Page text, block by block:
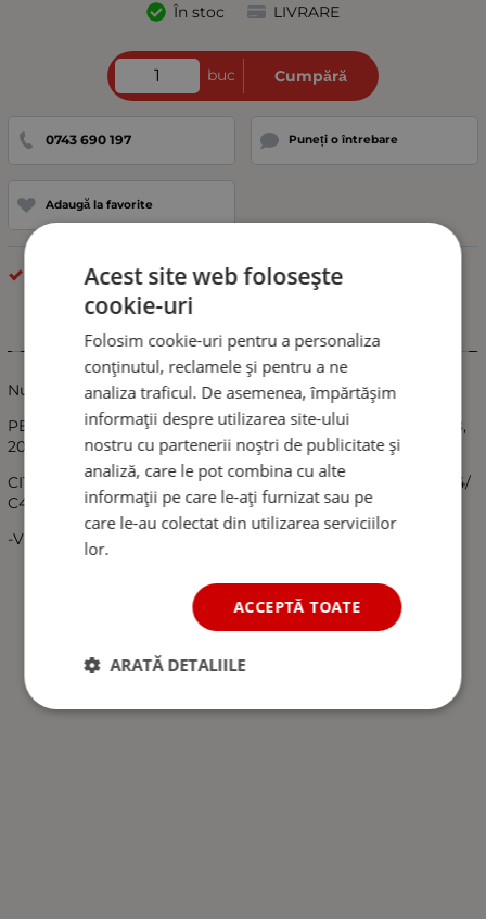
În stoc LIVRARE
buc Cumpără
0743 690 197 Puneți o întrebare
Adaugă la favorite
Nuca Schimbator
Informații
Nuca schimbator viteze compatibil:
PEUGEOT : 106, 206, 306, 406, 107, 207, 307, 407, 807, 301, 308,
2008, 3008, 5008, 605, Partner
CITROEN : Saxo/Xsara/Xantia/ C2 / C3 Pluriel/ C3 Picasso / C4/
C4 Picasso/ C4(B7) DS4/ Berlingo (B9)/ C4L
-Viteze: 5 + R
Acest site web folosește
cookie-uri
Folosim cookie-uri pentru a personaliza
conținutul, reclamele și pentru a ne
analiza traficul. De asemenea, împărtășim
informații despre utilizarea site-ului
nostru cu partenerii noștri de publicitate și
analiză, care le pot combina cu alte
informații pe care le-ați furnizat sau pe
care le-au colectat din utilizarea serviciilor
lor.
ACCEPTĂ TOATE
ARATĂ DETALIILE